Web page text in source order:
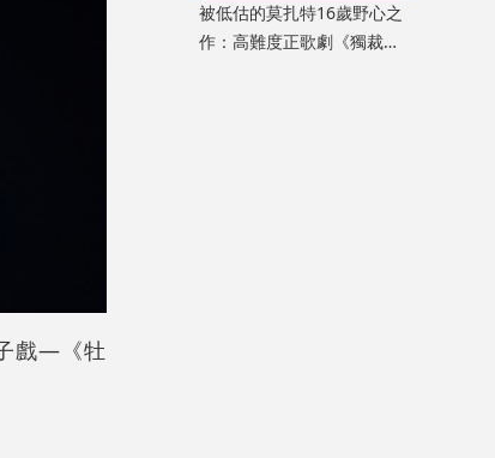
戲—《牡
被低估的莫扎特16歲野心之
作：高難度正歌劇《獨裁君